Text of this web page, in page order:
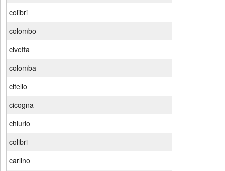
colibri
colombo
civetta
colomba
citello
cicogna
chiurlo
colibri
carlino